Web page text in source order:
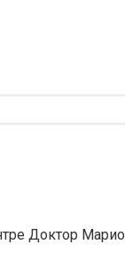
Доктор Марио